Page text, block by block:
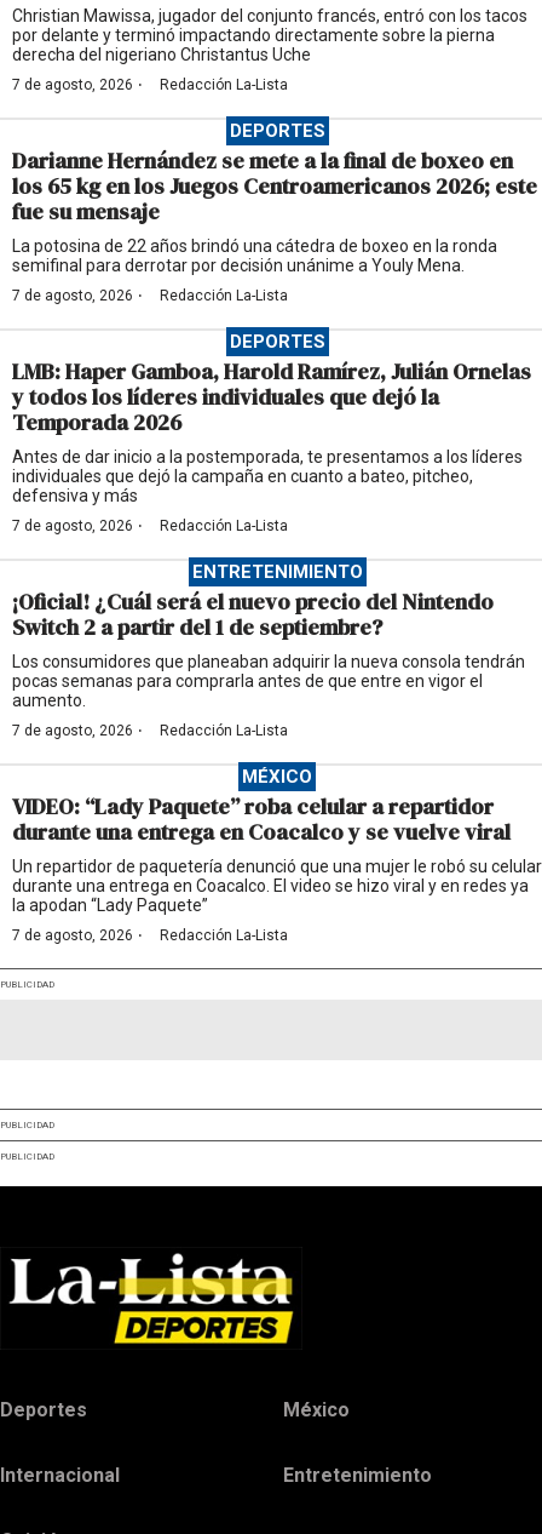
Christian Mawissa, jugador del conjunto francés, entró con los tacos
por delante y terminó impactando directamente sobre la pierna
derecha del nigeriano Christantus Uche
7 de agosto, 2026 · Redacción La-Lista
DEPORTES
Darianne Hernández se mete a la final de boxeo en
los 65 kg en los Juegos Centroamericanos 2026; este
fue su mensaje
La potosina de 22 años brindó una cátedra de boxeo en la ronda
semifinal para derrotar por decisión unánime a Youly Mena.
7 de agosto, 2026 · Redacción La-Lista
DEPORTES
LMB: Haper Gamboa, Harold Ramírez, Julián Ornelas
y todos los líderes individuales que dejó la
Temporada 2026
Antes de dar inicio a la postemporada, te presentamos a los líderes
individuales que dejó la campaña en cuanto a bateo, pitcheo,
defensiva y más
7 de agosto, 2026 · Redacción La-Lista
ENTRETENIMIENTO
¡Oficial! ¿Cuál será el nuevo precio del Nintendo
Switch 2 a partir del 1 de septiembre?
Los consumidores que planeaban adquirir la nueva consola tendrán
pocas semanas para comprarla antes de que entre en vigor el
aumento.
7 de agosto, 2026 · Redacción La-Lista
MÉXICO
VIDEO: “Lady Paquete” roba celular a repartidor
durante una entrega en Coacalco y se vuelve viral
Un repartidor de paquetería denunció que una mujer le robó su celular
durante una entrega en Coacalco. El video se hizo viral y en redes ya
la apodan “Lady Paquete”
7 de agosto, 2026 · Redacción La-Lista
PUBLICIDAD
PUBLICIDAD
PUBLICIDAD
Deportes México
Internacional Entretenimiento